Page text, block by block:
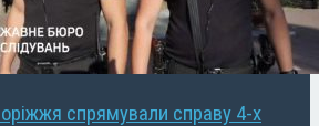
спрямували справу 4-х